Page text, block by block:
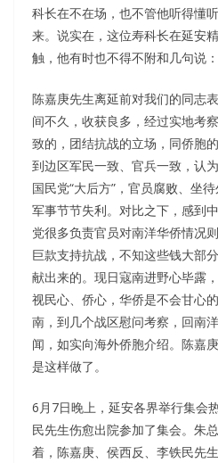
科长在不在场，也不管他听得懂
来。说实在，这位寿科长在延安
触，他有时也不得不附和几句说
陈嘉庚先生离延前对我们的同志
间不久，收获良多，经过实地考
致的，团结抗战的立场，同侨胞
到边区军民一致、官兵一致，认
国民党“大后方”，官员腐败、坐
军事节节失利。对比之下，感到
党很多负责官员对南洋华侨情况
巨款支持抗战，不知这些钱大部
献出来的。现日寇南进野心毕露
视民心、侨心，华侨是不会甘心
南，到几个战区慰问考察，回南
闻，如实向海外侨胞介绍。陈嘉
是这样做了。
6月7日晚上，延安各界举行集会
民先生伤愈出院参加了集会。朱
着，陈嘉庚、侯西反、李铁民先